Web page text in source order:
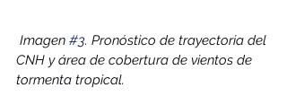
Imagen #3. Pronóstico de trayectoria del
CNH y área de cobertura de vientos de
tormenta tropical.